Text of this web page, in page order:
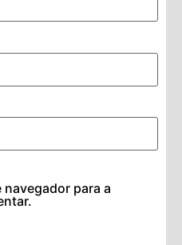
para a